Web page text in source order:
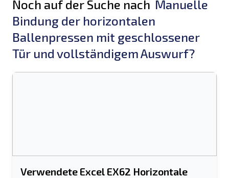
Noch auf der Suche nach Manuelle
Bindung der horizontalen
Ballenpressen mit geschlossener
Tür und vollständigem Auswurf?
Verwendete Excel EX62 Horizontale